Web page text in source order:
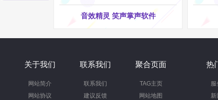
胜四川省经销商大会暨音响技术研讨会合影留念
音效精灵 笑声掌声软件
关于我们
网站简介
网站协议
联系我们
联系我们
建议反馈
聚合页面
TAG主页
网站地图
热
服
新